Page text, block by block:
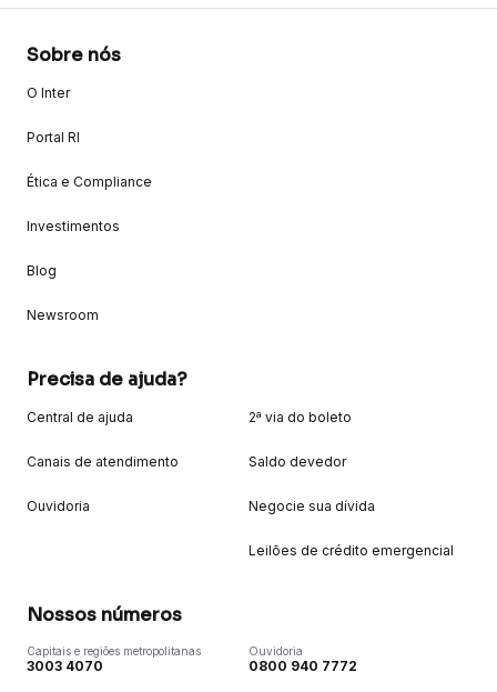
Sobre nós
O Inter
Portal RI
Ética e Compliance
Investimentos
Blog
Newsroom
Precisa de ajuda?
Central de ajuda
Canais de atendimento
Ouvidoria
2ª via do boleto
Saldo devedor
Negocie sua dívida
Leilões de crédito emergencial
Nossos números
Capitais e regiões metropolitanas
3003 4070
Ouvidoria
0800 940 7772